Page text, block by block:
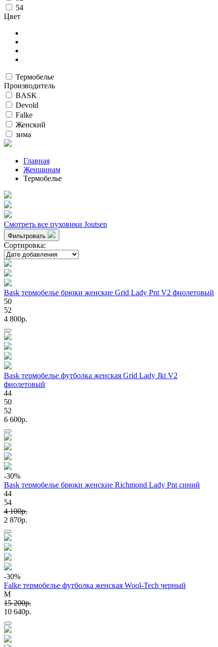
54
Цвет
Термобелье
Производитель
BASK
Devold
Falke
Женский
зима
Главная
Женщинам
Термобелье
Смотреть все пуховики Joutsen
Фильтровать
Сортировка:
Bask термобелье брюки женские Grid Lady Pnt V2 фиолетовый
50
52
4 800p.
Bask термобелье футболка женская Grid Lady Jkt V2
фиолетовый
44
50
52
6 600p.
-30%
Bask термобелье брюки женские Richmond Lady Pnt синий
44
54
4 100p.
2 870p.
-30%
Falke термобелье футболка женская Wool-Tech черный
M
15 200p.
10 640p.